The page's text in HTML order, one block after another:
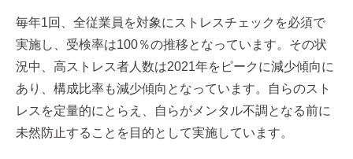
毎年1回、全従業員を対象にストレスチェックを必須で
実施し、受検率は100％の推移となっています。その状
況中、高ストレス者人数は2021年をピークに減少傾向に
あり、構成比率も減少傾向となっています。自らのスト
レスを定量的にとらえ、自らがメンタル不調となる前に
未然防止することを目的として実施しています。